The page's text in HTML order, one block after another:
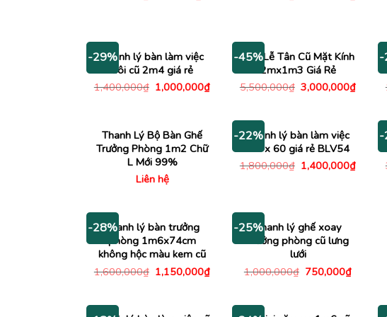
gốc
-29%
Thanh lý bàn làm việc
đôi cũ 2m4 giá rẻ
1,400,000₫ Giá
gốc
1,000,000₫Giá
1,000,000₫.
-45%
Bàn Lễ Tân Cũ Mặt Kính
2mx1m3 Giá Rẻ
5,500,000₫ Giá
gốc
3,000,000₫Giá
-
Thanh Lý Bộ Bàn Ghế
Trưởng Phòng 1m2 Chữ
L Mới 99%
Liên hệ
-22%
Thanh lý bàn làm việc
2m x 60 giá rẻ BLV54
1,800,000₫ Giá
gốc
1,400,000₫Giá
-
-28%Thanh lý bàn trưởng
phòng 1m6x74cm
không hộc màu kem cũ
1,600,000₫ Giá
gốc
1,150,000₫Giá
1,150,000₫.
-25%Thanh lý ghế xoay
trưởng phòng cũ lưng
lưới
1,000,000₫ Giá
750,000₫Giá